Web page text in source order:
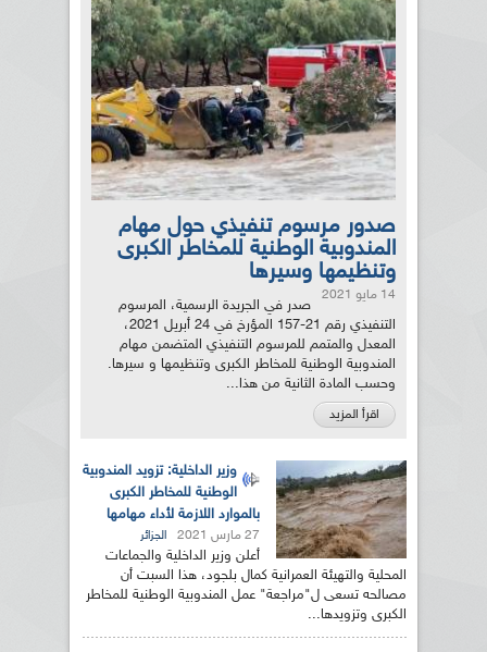
صدور مرسوم تنفيذي حول مهام
المندوبية الوطنية للمخاطر الكبرى
وتنظيمها وسيرها
14 مايو 2021
صدر في الجريدة الرسمية، المرسوم
التنفيذي رقم 21-157 المؤرخ في 24 أبريل 2021،
المعدل والمتمم للمرسوم التنفيذي المتضمن مهام
المندوبية الوطنية للمخاطر الكبرى وتنظيمها و سيرها.
وحسب المادة الثانية من هذا...
اقرأ المزيد
وزير الداخلية: تزويد المندوبية
الوطنية للمخاطر الكبرى
بالموارد اللازمة لأداء مهامها
27 مارس 2021 الجزائر
أعلن وزير الداخلية والجماعات
المحلية والتهيئة العمرانية كمال بلجود، هذا السبت أن
مصالحه تسعى ل"مراجعة" عمل المندوبية الوطنية للمخاطر
الكبرى وتزويدها...